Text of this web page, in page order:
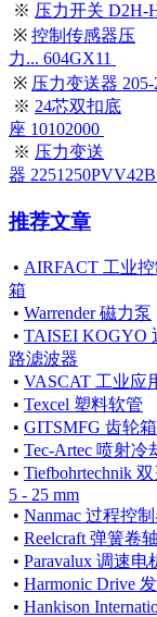
※ 压力开关 D2H-
※ 控制传感器压
力... 604GX11
※ 压力变送器 205-
※ 24芯双扣底
座 10102000
※ 压力变送
器
推荐文章
• AIRFACT 工业
箱
• Warrender 磁力泵
• TAISEI KOGYO
路滤波器
• VASCAT 工业应
• Texcel 塑料软管
• GITSMFG 齿轮箱
• Tec-Artec 喷射冷
• Tiefbohrtechnik
5 - 25 mm
• Nanmac 过程控
• Reelcraft 弹簧卷轴
• Paravalux 调速电
• Harmonic Drive
• Hankison